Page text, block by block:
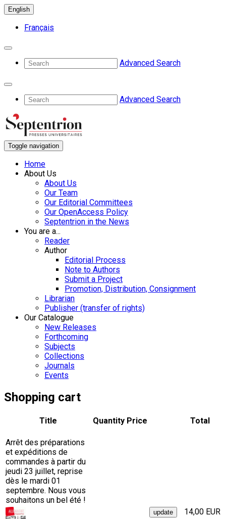
English
Français
Advanced Search
Advanced Search
Toggle navigation
Home
About Us
About Us
Our Team
Our Editorial Committees
Our OpenAccess Policy
Septentrion in the News
You are a...
Reader
Author
Editorial Process
Note to Authors
Submit a Project
Promotion, Distribution, Consignment
Librarian
Publisher (transfer of rights)
Our Catalogue
New Releases
Forthcoming
Subjects
Collections
Journals
Events
Shopping cart
Arrêt des préparations
et expéditions de
commandes à partir du
jeudi 23 juillet, reprise
dès le mardi 01
septembre. Nous vous
souhaitons un bel été !
Title Quantity Price Total
14,00 EUR